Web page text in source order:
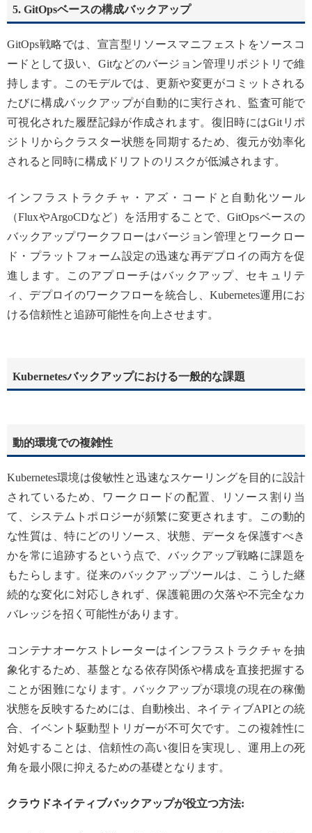
5. GitOpsベースの構成バックアップ
GitOps戦略では、宣言型リソースマニフェストをソースコ
ードとして扱い、Gitなどのバージョン管理リポジトリで維
持します。このモデルでは、更新や変更がコミットされる
たびに構成バックアップが自動的に実行され、監査可能で
可視化された履歴記録が作成されます。復旧時にはGitリポ
ジトリからクラスター状態を同期するため、復元が効率化
されると同時に構成ドリフトのリスクが低減されます。
インフラストラクチャ・アズ・コードと自動化ツール
（FluxやArgoCDなど）を活用することで、GitOpsベースの
バックアップワークフローはバージョン管理とワークロー
ド・プラットフォーム設定の迅速な再デプロイの両方を促
進します。このアプローチはバックアップ、セキュリテ
ィ、デプロイのワークフローを統合し、Kubernetes運用にお
ける信頼性と追跡可能性を向上させます。
Kubernetesバックアップにおける一般的な課題
動的環境での複雑性
Kubernetes環境は俊敏性と迅速なスケーリングを目的に設計
されているため、ワークロードの配置、リソース割り当
て、システムトポロジーが頻繁に変更されます。この動的
な性質は、特にどのリソース、状態、データを保護すべき
かを常に追跡するという点で、バックアップ戦略に課題を
もたらします。従来のバックアップツールは、こうした継
続的な変化に対応しきれず、保護範囲の欠落や不完全なカ
バレッジを招く可能性があります。
コンテナオーケストレーターはインフラストラクチャを抽
象化するため、基盤となる依存関係や構成を直接把握する
ことが困難になります。バックアップが環境の現在の稼働
状態を反映するためには、自動検出、ネイティブAPIとの統
合、イベント駆動型トリガーが不可欠です。この複雑性に
対処することは、信頼性の高い復旧を実現し、運用上の死
角を最小限に抑えるための基礎となります。
クラウドネイティブバックアップが役立つ方法: